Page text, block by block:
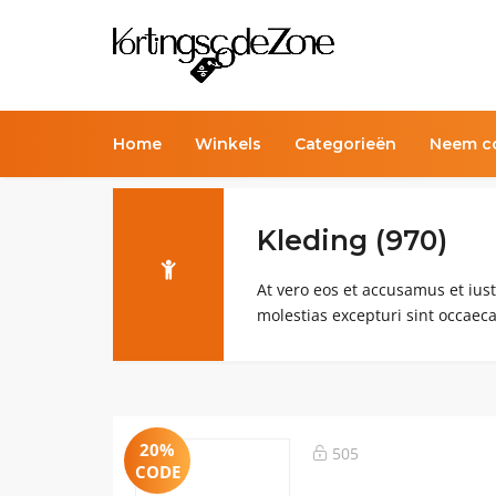
Home Winkels Categorieën Neem
Kleding (970)
At vero eos et accusamus et
molestias excepturi sint
20%
CODE
505